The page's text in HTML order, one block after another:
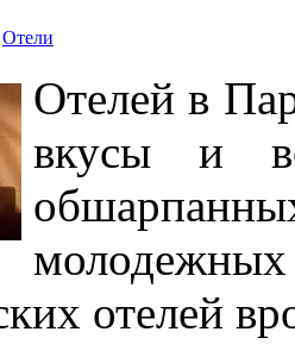
Отели
Отелей в
вкусы и
молодежных
отелей